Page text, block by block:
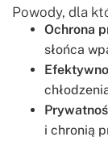
Powody, dla
Ochrona
słońca
i chronią